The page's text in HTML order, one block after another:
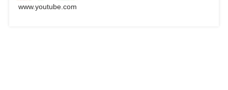
www.youtube.com